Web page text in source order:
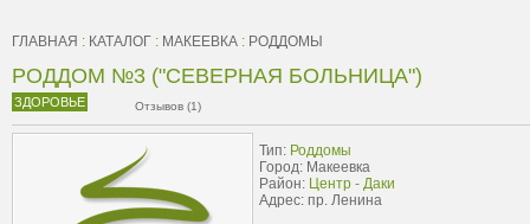
ГЛАВНАЯ : КАТАЛОГ : МАКЕЕВКА : РОДДОМЫ
РОДДОМ №3 ("СЕВЕРНАЯ БОЛЬНИЦА")
ЗДОРОВЬЕ Отзывов (1)
Тип: Роддомы
Город: Макеевка
Район: Центр - Даки
Адрес: пр. Ленина